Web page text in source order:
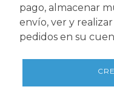
pago, almacenar
envío, ver y
pedidos en su